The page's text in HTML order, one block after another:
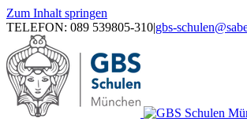
Zum Inhalt springen
TELEFON: 089 539805-310|gbs-